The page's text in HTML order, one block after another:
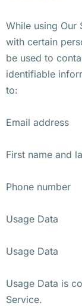
While using Our
with certain
be used to
identifiable
to:
Email address
First name and
Phone number
Usage Data
Usage Data
Usage Data is
Service.